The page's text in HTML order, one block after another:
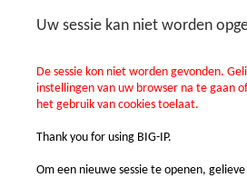
Uw sessie kan niet worden
De sessie kon niet worden gevonden.
instellingen van uw browser na te gaan
het gebruik van cookies toelaat.
Thank you for using BIG-IP.
Om een nieuwe sessie te openen, gelieve